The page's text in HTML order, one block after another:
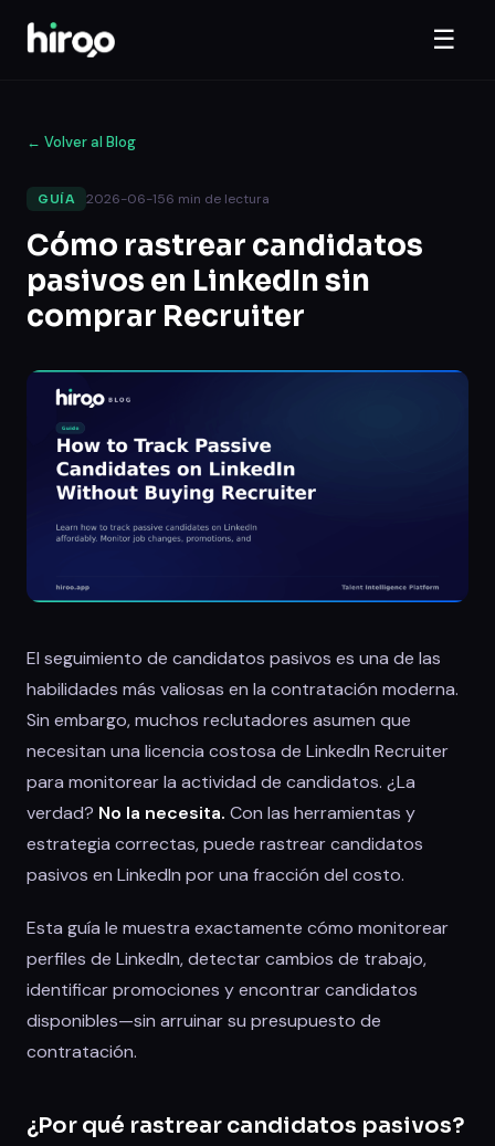
☰
← Volver al Blog
GUÍA 2026-06-156 min de lectura
Cómo rastrear candidatos
pasivos en LinkedIn sin
comprar Recruiter
El seguimiento de candidatos pasivos es una de las
habilidades más valiosas en la contratación moderna.
Sin embargo, muchos reclutadores asumen que
necesitan una licencia costosa de LinkedIn Recruiter
para monitorear la actividad de candidatos. ¿La
verdad? No la necesita. Con las herramientas y
estrategia correctas, puede rastrear candidatos
pasivos en LinkedIn por una fracción del costo.
Esta guía le muestra exactamente cómo monitorear
perfiles de LinkedIn, detectar cambios de trabajo,
identificar promociones y encontrar candidatos
disponibles—sin arruinar su presupuesto de
contratación.
¿Por qué rastrear candidatos pasivos?